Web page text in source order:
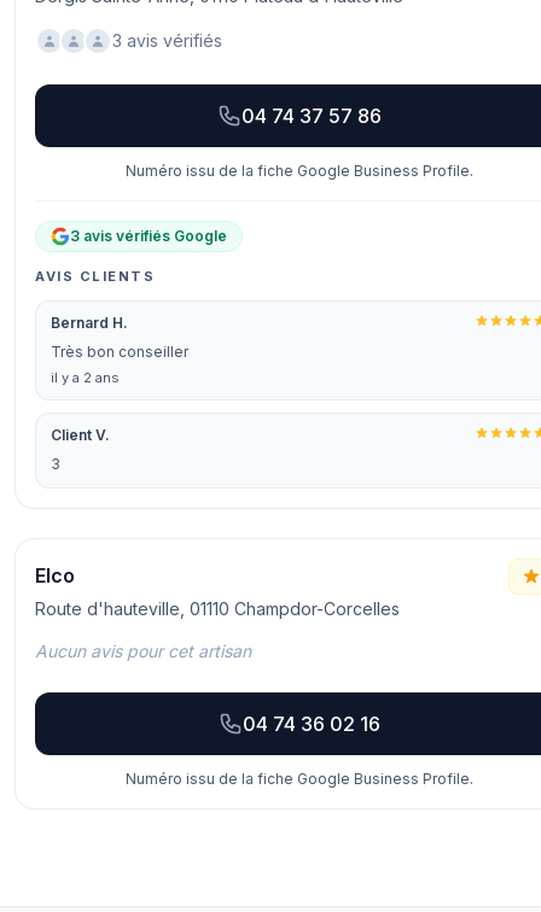
3 avis vérifiés
04 74 37 57 86
Numéro issu de la fiche Google Business Profile.
3 avis vérifiés Google
AVIS CLIENTS
Bernard H.
Très bon conseiller
il y a 2 ans
Client V.
3
Elco
Route d'hauteville, 01110 Champdor-Corcelles
Aucun avis pour cet artisan
04 74 36 02 16
Numéro issu de la fiche Google Business Profile.